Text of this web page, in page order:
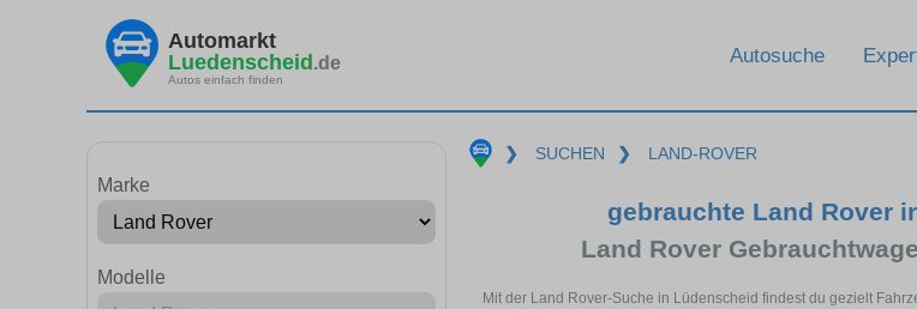
Automarkt
Luedenscheid.de
Autos einfach finden
Autosuche
Marke
Modelle
❯ SUCHEN ❯ LAND-ROVER
gebrauchte Land Rover
Land Rover
Mit der Land Rover-Suche in Lüdenscheid findest du gezielt